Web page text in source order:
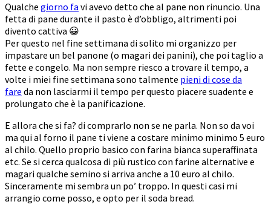
Qualche giorno fa vi avevo detto che al pane non rinuncio. Una
fetta di pane durante il pasto è d’obbligo, altrimenti poi
divento cattiva 😀
Per questo nel fine settimana di solito mi organizzo per
impastare un bel panone (o magari dei panini), che poi taglio a
fette e congelo. Ma non sempre riesco a trovare il tempo, a
volte i miei fine settimana sono talmente pieni di cose da
fare da non lasciarmi il tempo per questo piacere suadente e
prolungato che è la panificazione.
E allora che si fa? di comprarlo non se ne parla. Non so da voi
ma qui al forno il pane ti viene a costare minimo minimo 5 euro
al chilo. Quello proprio basico con farina bianca superaffinata
etc. Se si cerca qualcosa di più rustico con farine alternative e
magari qualche semino si arriva anche a 10 euro al chilo.
Sinceramente mi sembra un po’ troppo. In questi casi mi
arrangio come posso, e opto per il soda bread.